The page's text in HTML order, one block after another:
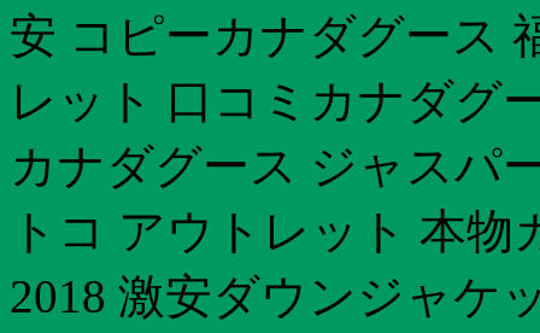
安 コピーカナダグース
レット 口コミカナダグ
カナダグース ジャスパ
トコ アウトレット 本
2018 激安ダウンジャケ